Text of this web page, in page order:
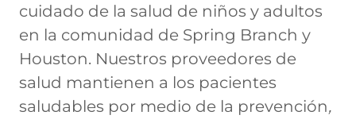
cuidado de la salud de niños y adultos
en la comunidad de Spring Branch y
Houston. Nuestros proveedores de
salud mantienen a los pacientes
saludables por medio de la prevención,